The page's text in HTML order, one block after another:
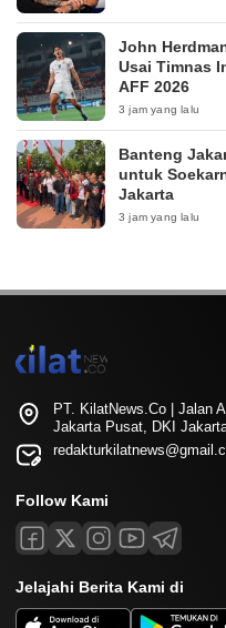
John
Usai Timnas
AFF 2026
3 jam yang lalu
Banteng
untuk
Jakarta
3 jam yang lalu
PT. KilatNews.Co | Jalan
Jakarta Pusat, DKI
Follow Kami
Jelajahi Berita Kami di